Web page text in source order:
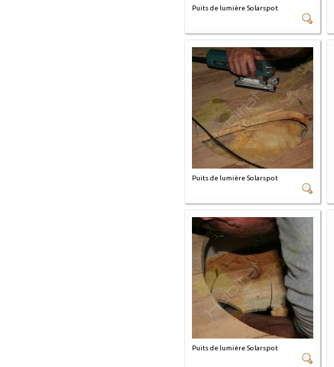
Puits de lumière Solarspot
Puits de lumière Solarspot
Puits de lumière Solarspot